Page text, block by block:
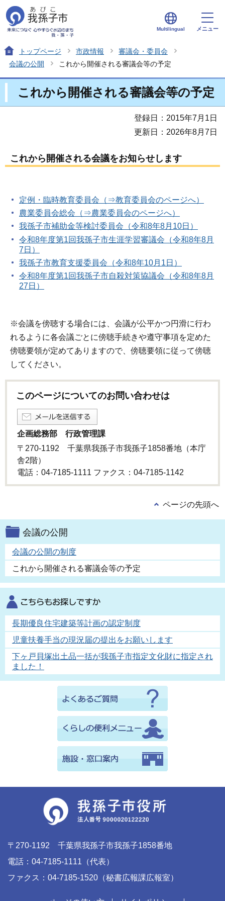
Multilingual メニュー
トップページ 市政情報
審議会・委員会
会議の公開
これから開催される審議会等の予定
これから開催される審議会等の予定
登録日：2015年7月1日
更新日：2026年8月7日
これから開催される会議をお知らせします
定例・臨時教育委員会（⇒教育委員会のページへ）
農業委員会総会（⇒農業委員会のページへ）
我孫子市補助金等検討委員会（令和8年8月10日）
令和8年度第1回我孫子市生涯学習審議会（令和8年8月
7日）
我孫子市教育支援委員会（令和8年10月1日）
令和8年度第1回我孫子市自殺対策協議会（令和8年8月
27日）
※会議を傍聴する場合には、会議が公平かつ円滑に行わ
れるように各会議ごとに傍聴手続きや遵守事項を定めた
傍聴要領が定めてありますので、傍聴要領に従って傍聴
してください。
このページについてのお問い合わせは
企画総務部 行政管理課
〒270-1192 千葉県我孫子市我孫子1858番地（本庁
舎2階）
電話：04-7185-1111 ファクス：04-7185-1142
ページの先頭へ
会議の公開
会議の公開の制度
これから開催される審議会等の予定
長期優良住宅建築等計画の認定制度
児童扶養手当の現況届の提出をお願いします
下ヶ戸貝塚出土品一括が我孫子市指定文化財に指定され
ました！
〒270-1192 千葉県我孫子市我孫子1858番地
電話：04-7185-1111（代表）
ファクス：04-7185-1520（秘書広報課広報室）